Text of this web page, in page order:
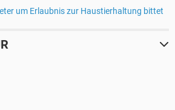
um Erlaubnis zur Haustierhaltung bittet